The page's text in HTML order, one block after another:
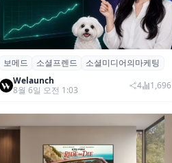
보메드 ‘소셜프렌드’, 유튜브·인스타 등 6
개 SNS 마케팅 통합 지원
보메드 소셜프렌드
소셜미디어의마케팅
Welaunch
8월 6일 오전 1:03
4 1,696